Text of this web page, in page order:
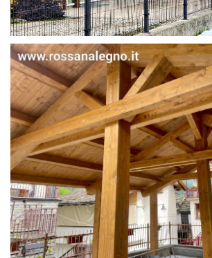
STRUTTURA IN ABETE LAMELLARE